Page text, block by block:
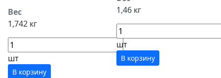
Вес
1,742 кг
шт
В корзину
1,46 кг
шт
В корзину